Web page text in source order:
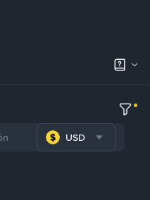
USD